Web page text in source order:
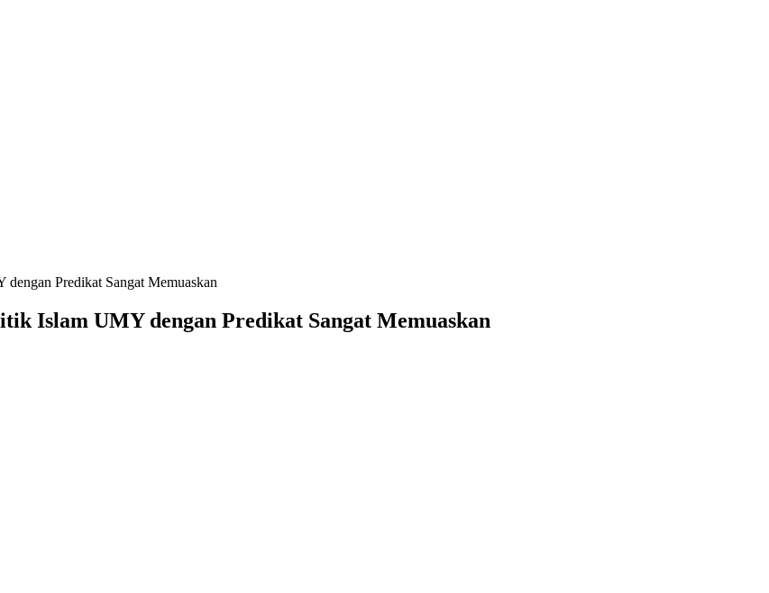
Predikat Sangat Memuaskan
Islam UMY dengan Predikat Sangat Memuaskan